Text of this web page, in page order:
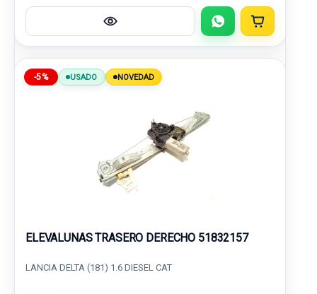
-5% USADO NOVEDAD
ELEVALUNAS TRASERO DERECHO 51832157
LANCIA DELTA (181) 1.6 DIESEL CAT